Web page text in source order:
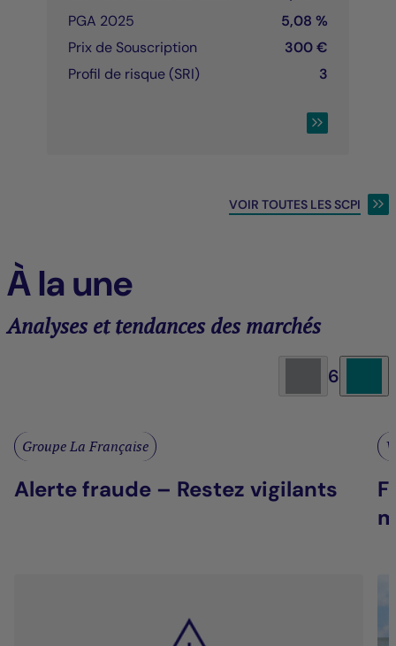
PGA 2025
5,08 %
Prix de Souscription
300 €
Profil de risque (SRI)
3
CONSULTER
VOIR TOUTES LES SCPI
À la une
Analyses et tendances des marchés
6
Groupe La Française
Alerte fraude – Restez vigilants